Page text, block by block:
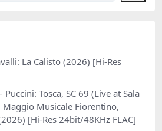
La Calisto (2026) [Hi-Res
Puccini: Tosca, SC 69 (Live at Sala
Maggio Musicale Fiorentino,
[Hi-Res 24bit/48KHz FLAC]